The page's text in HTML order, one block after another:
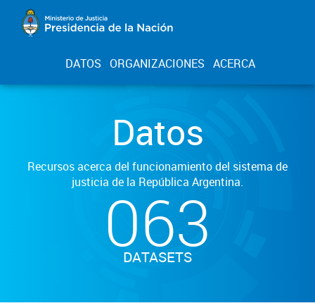
DATOS ORGANIZACIONES ACERCA
Datos
Recursos acerca del funcionamiento del sistema de
justicia de la República Argentina.
063
DATASETS